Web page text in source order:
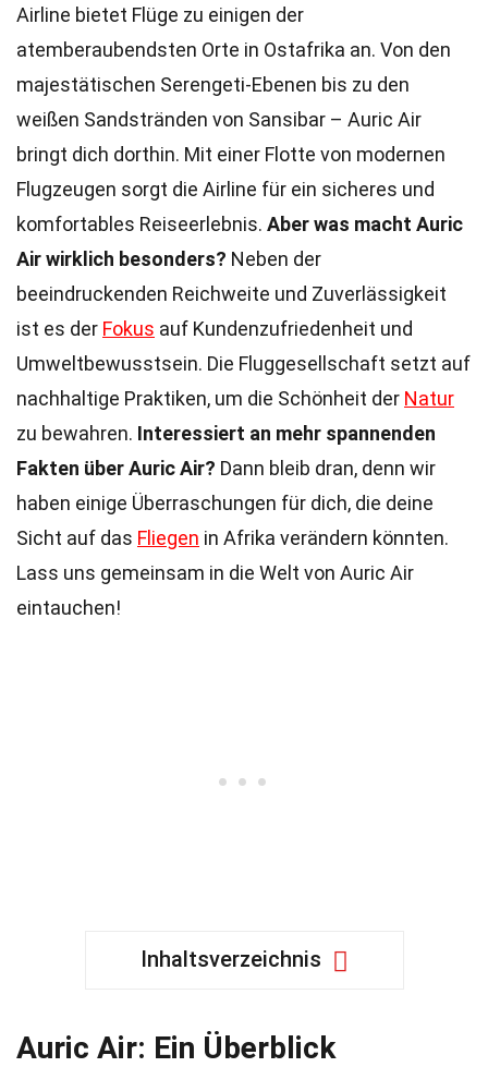
Airline bietet Flüge zu einigen der
atemberaubendsten Orte in Ostafrika an. Von den
majestätischen Serengeti-Ebenen bis zu den
weißen Sandstränden von Sansibar – Auric Air
bringt dich dorthin. Mit einer Flotte von modernen
Flugzeugen sorgt die Airline für ein sicheres und
komfortables Reiseerlebnis. Aber was macht Auric
Air wirklich besonders? Neben der
beeindruckenden Reichweite und Zuverlässigkeit
ist es der Fokus auf Kundenzufriedenheit und
Umweltbewusstsein. Die Fluggesellschaft setzt auf
nachhaltige Praktiken, um die Schönheit der Natur
zu bewahren. Interessiert an mehr spannenden
Fakten über Auric Air? Dann bleib dran, denn wir
haben einige Überraschungen für dich, die deine
Sicht auf das Fliegen in Afrika verändern könnten.
Lass uns gemeinsam in die Welt von Auric Air
eintauchen!
Inhaltsverzeichnis
Auric Air: Ein Überblick